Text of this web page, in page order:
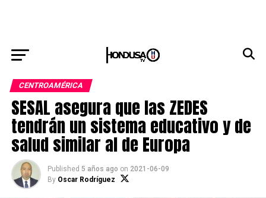
CENTROAMÉRICA
SESAL asegura que las ZEDES
tendrán un sistema educativo y de
salud similar al de Europa
Published 5 años ago on 2021-06-09
By Oscar Rodríguez